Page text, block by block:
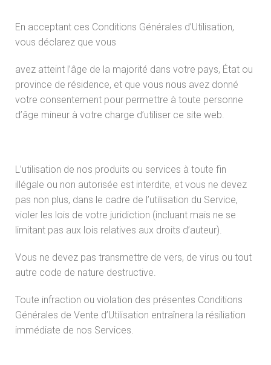
En acceptant ces Conditions Générales d’Utilisation,
vous déclarez que vous
avez atteint l’âge de la majorité dans votre pays, État ou
province de résidence, et que vous nous avez donné
votre consentement pour permettre à toute personne
d’âge mineur à votre charge d’utiliser ce site web.
L’utilisation de nos produits ou services à toute fin
illégale ou non autorisée est interdite, et vous ne devez
pas non plus, dans le cadre de l’utilisation du Service,
violer les lois de votre juridiction (incluant mais ne se
limitant pas aux lois relatives aux droits d’auteur).
Vous ne devez pas transmettre de vers, de virus ou tout
autre code de nature destructive.
Toute infraction ou violation des présentes Conditions
Générales de Vente d’Utilisation entraînera la résiliation
immédiate de nos Services.